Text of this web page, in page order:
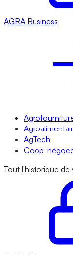
AGRA Business
AgTech
Coop-
Tout l'historique de